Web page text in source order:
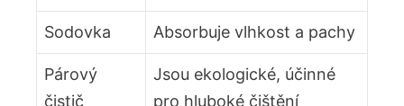
Sodovka Absorbuje vlhkost a pachy
Párový
čistič
Jsou ekologické, účinné
pro hluboké čištění